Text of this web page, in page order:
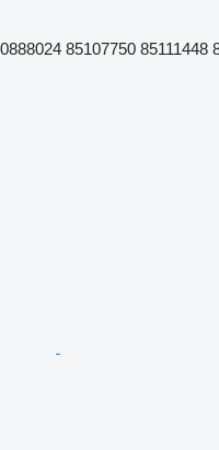
85107750 85111448